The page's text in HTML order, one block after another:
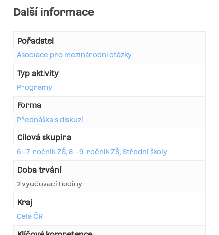
Další informace
Pořadatel
Asociace pro mezinárodní otázky
Typ aktivity
Programy
Forma
Přednáška s diskuzí
Cílová skupina
6.–7. ročník ZŠ, 8.–9. ročník ZŠ, Střední školy
Doba trvání
2 vyučovací hodiny
Kraj
Celá ČR